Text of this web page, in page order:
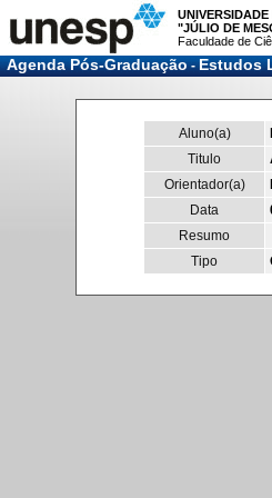
"JÚLIO DE
Faculdade de
Agenda Pós-Graduação-Estudos
Aluno(a)
Titulo
Orientador(a)
Data
Resumo
Tipo